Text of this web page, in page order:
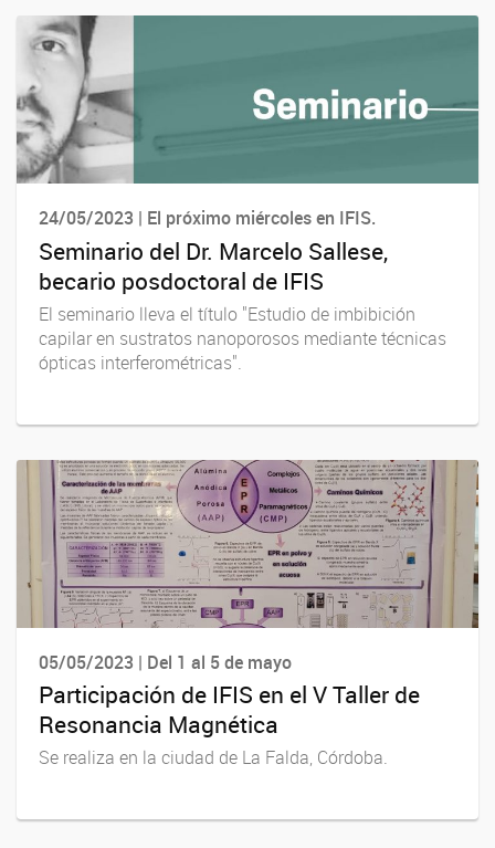
24/05/2023 | El próximo miércoles en IFIS.
Seminario del Dr. Marcelo Sallese,
becario posdoctoral de IFIS
El seminario lleva el título "Estudio de imbibición
capilar en sustratos nanoporosos mediante técnicas
ópticas interferométricas".
05/05/2023 | Del 1 al 5 de mayo
Participación de IFIS en el V Taller de
Resonancia Magnética
Se realiza en la ciudad de La Falda, Córdoba.